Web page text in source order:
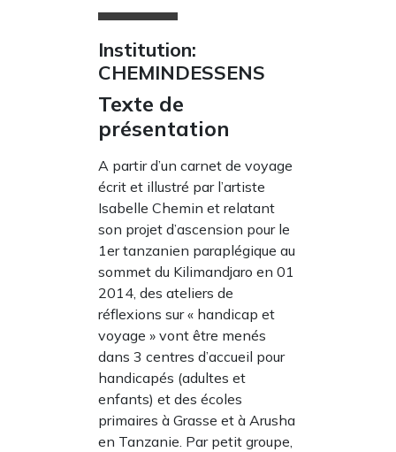
Institution:
CHEMINDESSENS
Texte de
présentation
A partir d’un carnet de voyage
écrit et illustré par l’artiste
Isabelle Chemin et relatant
son projet d’ascension pour le
1er tanzanien paraplégique au
sommet du Kilimandjaro en 01
2014, des ateliers de
réflexions sur « handicap et
voyage » vont être menés
dans 3 centres d’accueil pour
handicapés (adultes et
enfants) et des écoles
primaires à Grasse et à Arusha
en Tanzanie. Par petit groupe,